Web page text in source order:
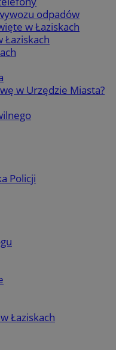
odpadów
w Łaziskach
Łaziskach
w Urzędzie Miasta?
Policji
Łaziskach